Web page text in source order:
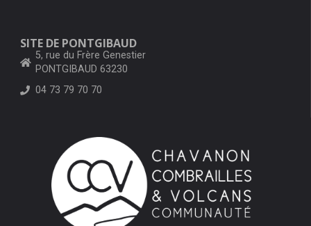
SITE DE PONTGIBAUD
5, rue du Frère Genestier
PONTGIBAUD 63230
04 73 79 70 70